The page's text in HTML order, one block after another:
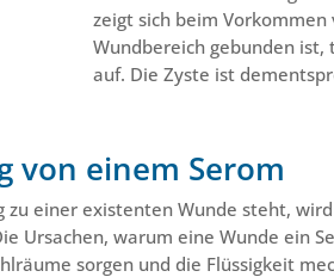
zeigt sich beim
Wundbereich gebunden
auf. Die Zyste ist
von einem Serom
einer existenten Wunde steht,
Ursachen, warum eine Wunde ein
sorgen und die Flüssigkeit